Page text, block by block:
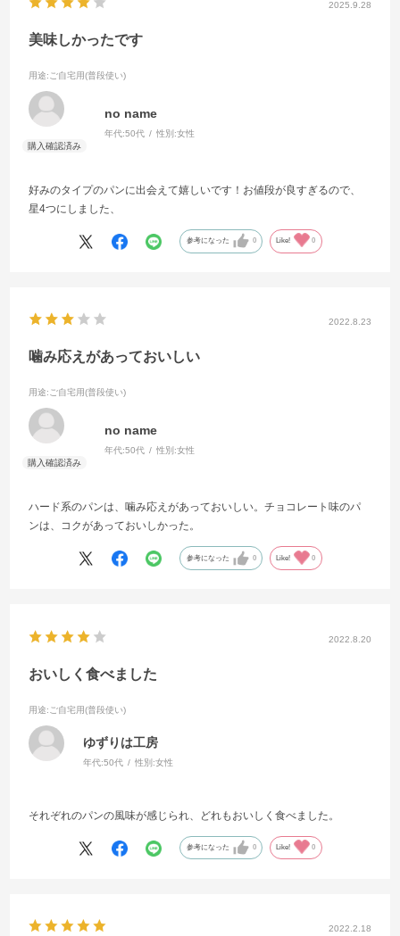
2025.9.28
美味しかったです
用途:ご自宅用(普段使い)
no name
年代:50代 性別:女性
好みのタイプのパンに出会えて嬉しいです！お値段が良すぎるので、
星4つにしました、
参考になった 0 Like! 0
2022.8.23
噛み応えがあっておいしい
用途:ご自宅用(普段使い)
no name
年代:50代 性別:女性
ハード系のパンは、噛み応えがあっておいしい。チョコレート味のパ
ンは、コクがあっておいしかった。
参考になった 0 Like! 0
2022.8.20
おいしく食べました
用途:ご自宅用(普段使い)
ゆずりは工房
年代:50代 性別:女性
それぞれのパンの風味が感じられ、どれもおいしく食べました。
参考になった 0 Like! 0
2022.2.18